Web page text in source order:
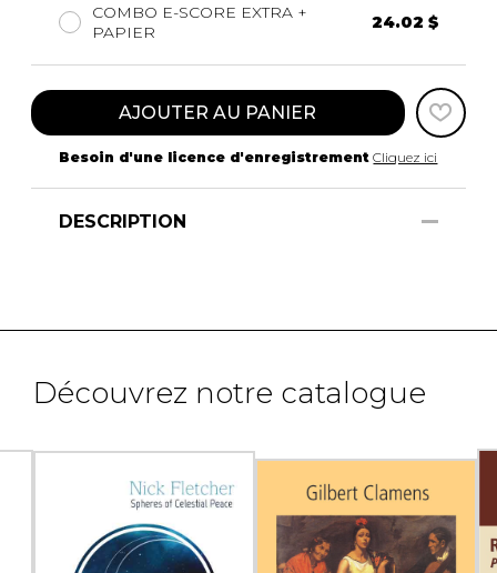
COMBO E-SCORE EXTRA +
PAPIER
24.02 $
AJOUTER AU PANIER
Besoin d'une licence d'enregistrement Cliquez ici
DESCRIPTION
Découvrez notre catalogue